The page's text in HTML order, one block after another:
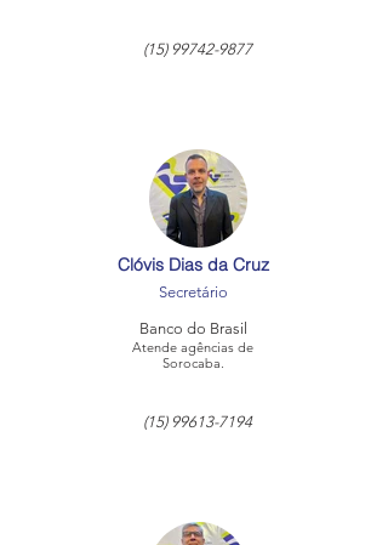
(15) 99742-9877
Clóvis Dias da Cruz
Secretário
Banco do Brasil
Atende agências de
Sorocaba.
(15) 99613-7194